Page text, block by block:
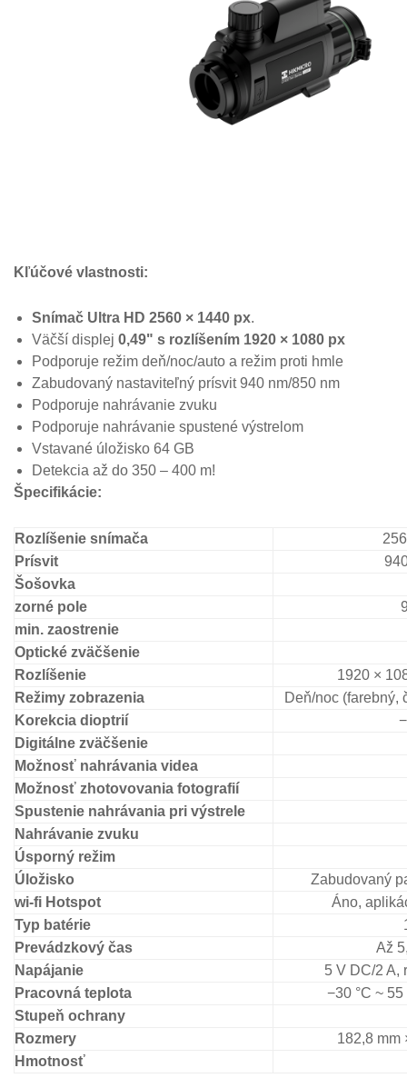
Kľúčové vlastnosti:
Snímač Ultra HD 2560 × 1440 px.
Väčší displej 0,49" s rozlíšením 1920 × 1080 px
Podporuje režim deň/noc/auto a režim proti hmle
Zabudovaný nastaviteľný prísvit 940 nm/850 nm
Podporuje nahrávanie zvuku
Podporuje nahrávanie spustené výstrelom
Vstavané úložisko 64 GB
Detekcia až do 350 – 400 m!
Špecifikácie:
Rozlíšenie snímača
Prísvit
Šošovka
zorné pole
min. zaostrenie
Optické zväčšenie
Rozlíšenie
1920 ×
Režimy zobrazenia
Deň/noc (farebný,
Korekcia dioptrií
Digitálne zväčšenie
Možnosť nahrávania videa
Možnosť zhotovovania fotografií
Spustenie nahrávania pri výstrele
Nahrávanie zvuku
Úsporný režim
Úložisko
Zabudovaný
wi-fi Hotspot
Áno,
Typ batérie
Prevádzkový čas
Až
Napájanie
5 V DC/2 A,
Pracovná teplota
−30 °C ~ 55
Stupeň ochrany
Rozmery
182,8 mm
Hmotnosť